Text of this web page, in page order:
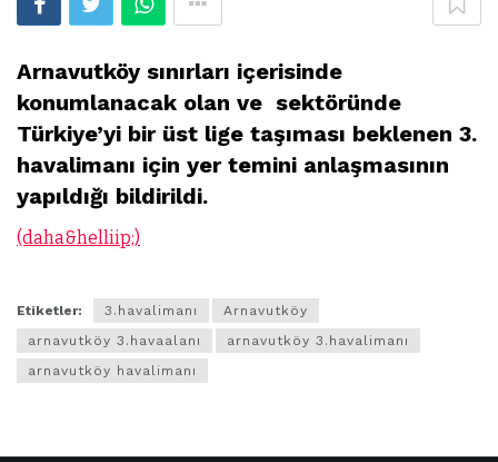
Arnavutköy sınırları içerisinde
konumlanacak olan ve sektöründe
Türkiye’yi bir üst lige taşıması beklenen 3.
havalimanı için yer temini anlaşmasının
yapıldığı bildirildi.
(daha&helliip;)
Etiketler: 3.havalimanı
Arnavutköy
arnavutköy 3.havaalanı
arnavutköy 3.havalimanı
arnavutköy havalimanı